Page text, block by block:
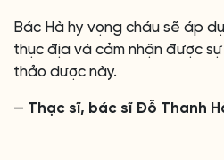
Bác Hà hy vọng cháu sẽ áp
thục địa và cảm nhận được
thảo dược này.
— Thạc sĩ, bác sĩ Đỗ Thanh